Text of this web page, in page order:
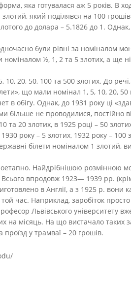
яка готувалася аж 5 років. В
який поділявся на 100
до долара – 5.1826 до 1.
були рівні за номіналом
½, 1, 2 та 5 злотих, а ще
20, 50, 100 та 500 злотих. До
що мали номінал 1, 5, 10, 20, 50
обігу. Однак, до 1931 року ці
більше не проводилися,
та 20 злотих, в 1925 році – 50
року – 5 злотих, 1932 року –
білети номіналом 1 злотий,
Найдрібнішою розмінною
впродовж 1923— 1939 рр.
в Англії, а з 1925 р. вони
час. Наприклад, заробіток
Львівського університету
місяць. На що вистачало таких
проїзд у трамваї – 20 грошів.